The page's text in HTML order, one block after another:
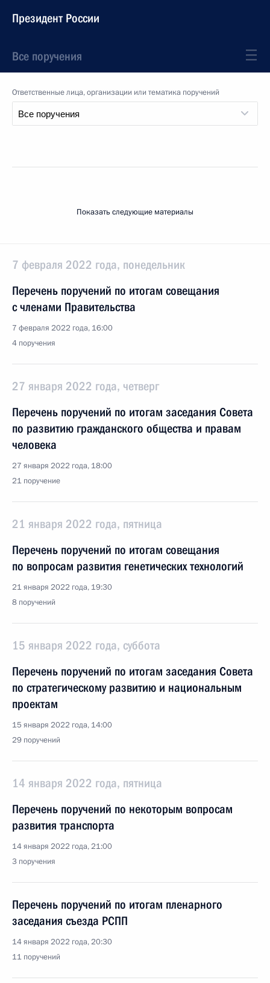
Президент России
Все поручения
Ответственные лица, организации или тематика поручений
Показать следующие материалы
7 февраля 2022 года, понедельник
Перечень поручений по итогам совещания
с членами Правительства
7 февраля 2022 года, 16:00
4 поручения
27 января 2022 года, четверг
Перечень поручений по итогам заседания Совета
по развитию гражданского общества и правам
человека
27 января 2022 года, 18:00
21 поручение
21 января 2022 года, пятница
Перечень поручений по итогам совещания
по вопросам развития генетических технологий
21 января 2022 года, 19:30
8 поручений
15 января 2022 года, суббота
Перечень поручений по итогам заседания Совета
по стратегическому развитию и национальным
проектам
15 января 2022 года, 14:00
29 поручений
14 января 2022 года, пятница
Перечень поручений по некоторым вопросам
развития транспорта
14 января 2022 года, 21:00
3 поручения
Перечень поручений по итогам пленарного
заседания съезда РСПП
14 января 2022 года, 20:30
11 поручений